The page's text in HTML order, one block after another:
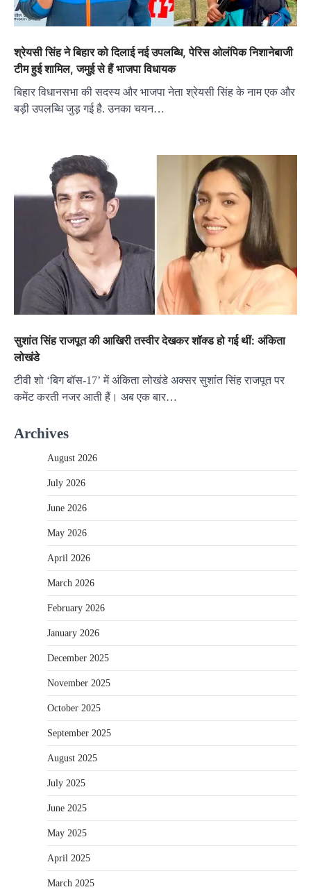
श्रेयसी सिंह ने बिहार को दिलाई नई उपलब्धि, पेरिस ओलंपिक निशानेबाजी
टीम हुई शामिल, जमुई से हैं भाजपा विधायक
बिहार विधानसभा की सदस्य और भाजपा नेता श्रेयसी सिंह के नाम एक और
बड़ी उपलब्धि जुड़ गई है. उनका चयन…
सुशांत सिंह राजपूत की आखिरी तस्वीर देखकर शॉक्ड हो गई थीं: अंकिता
लोखंडे
टीवी शो ‘बिग बॉस-17’ में अंकिता लोखंडे अक्सर सुशांत सिंह राजपूत पर
कमेंट करती नजर आती हैं। अब एक बार…
Archives
August 2026
July 2026
June 2026
May 2026
April 2026
March 2026
February 2026
January 2026
December 2025
November 2025
October 2025
September 2025
August 2025
July 2025
June 2025
May 2025
April 2025
March 2025